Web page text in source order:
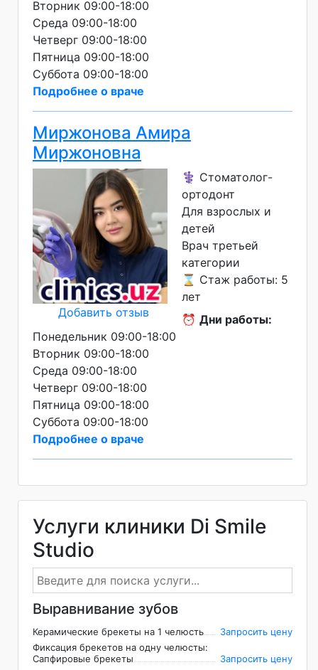
Вторник 09:00-18:00
Среда 09:00-18:00
Четверг 09:00-18:00
Пятница 09:00-18:00
Суббота 09:00-18:00
Подробнее о враче
Миржонова Амира
Миржоновна
Добавить отзыв
⚕️ Стоматолог-
ортодонт
Для взрослых и
детей
Врач третьей
категории
⌛ Стаж работы: 5
лет
⏰ Дни работы:
Понедельник 09:00-18:00
Вторник 09:00-18:00
Среда 09:00-18:00
Четверг 09:00-18:00
Пятница 09:00-18:00
Суббота 09:00-18:00
Подробнее о враче
Услуги клиники Di Smile
Studio
Выравнивание зубов
Керамические брекеты на 1 челюсть
Запросить цену
Фиксация брекетов на одну челюсты:
Сапфировые брекеты
Запросить цену